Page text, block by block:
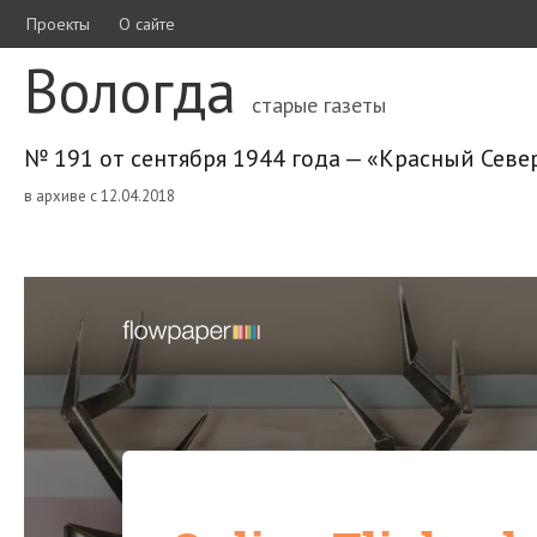
Проекты О сайте
Вологда старые газеты
№ 191 от сентября 1944 года — «Красный
в архиве с 12.04.2018